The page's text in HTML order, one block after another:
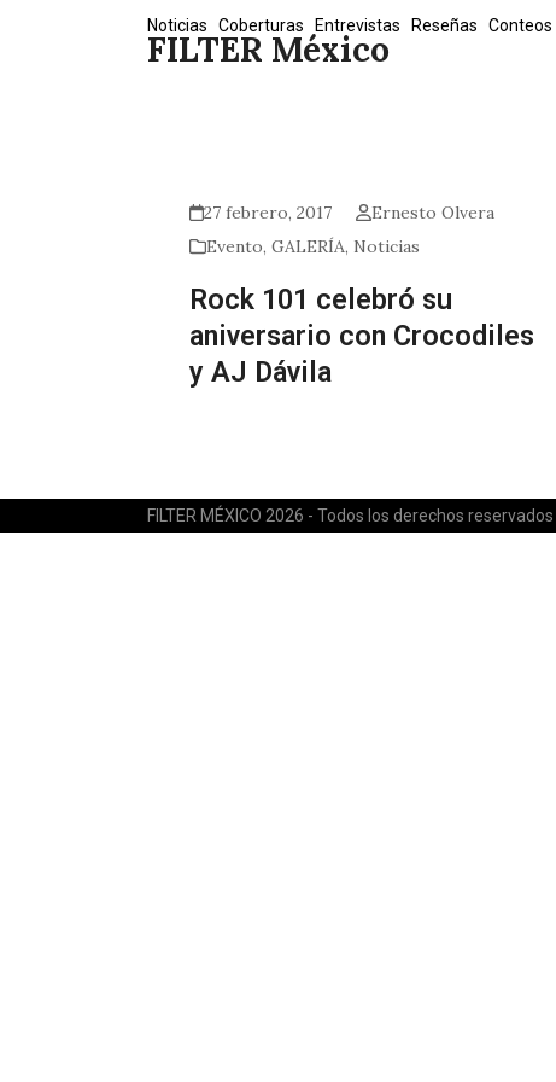
FILTER México
Noticias Coberturas Entrevistas Reseñas Conteos
27 febrero, 2017
Ernesto Olvera
Evento, GALERÍA, Noticias
Rock 101 celebró su
aniversario con Crocodiles
y AJ Dávila
FILTER MÉXICO 2026 - Todos los derechos reservados